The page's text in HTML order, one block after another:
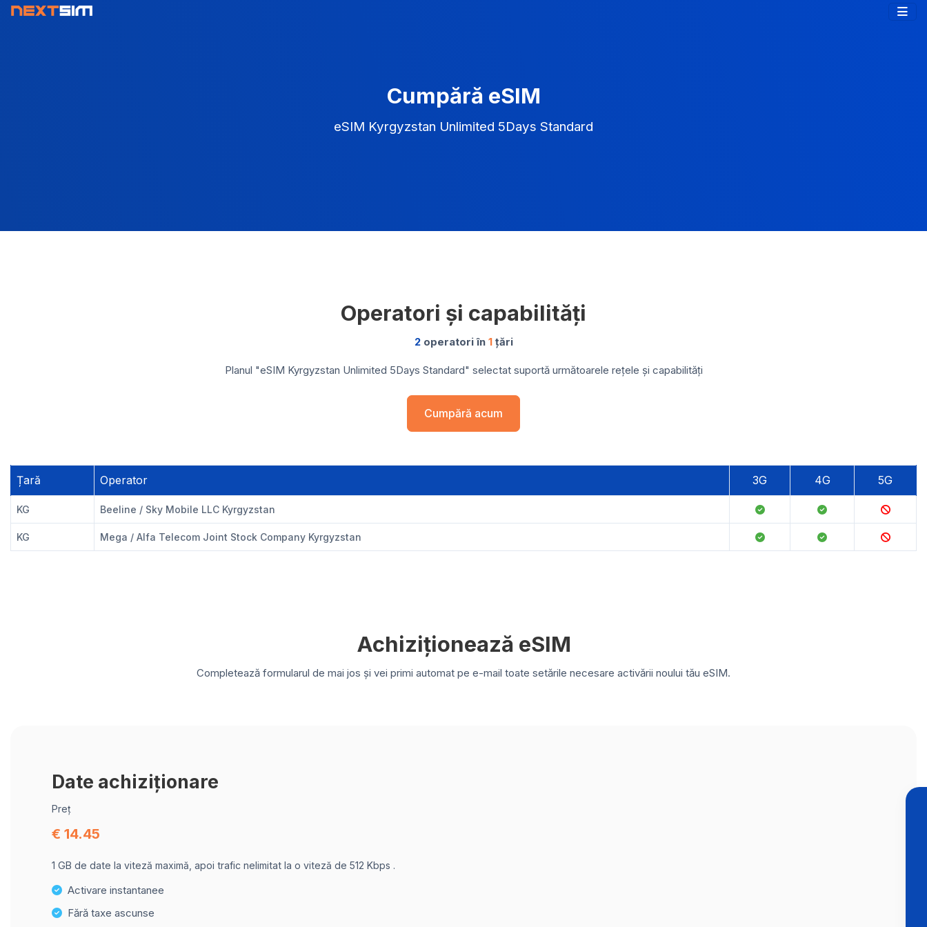
Cumpără eSIM
eSIM Kyrgyzstan Unlimited 5Days Standard
Operatori și capabilități
2operatori în 1țări
Planul "eSIM Kyrgyzstan Unlimited 5Days Standard" selectat suportă următoarele rețele și capabilități
Cumpără acum
Țară Operator 3G 4G 5G
KG Beeline / Sky Mobile LLC Kyrgyzstan
KG Mega / Alfa Telecom Joint Stock Company Kyrgyzstan
Achiziționează eSIM
Completează formularul de mai jos și vei primi automat pe e-mail toate setările necesare activării noului tău eSIM.
Date achiziționare
Preț
€ 14.45
1 GB de date la viteză maximă, apoi trafic nelimitat la o viteză de 512 Kbps .
Activare instantanee
Fără taxe ascunse